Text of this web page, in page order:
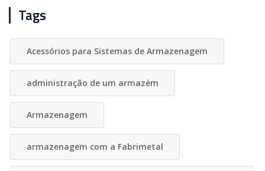
Tags
Acessórios para Sistemas de Armazenagem
administração de um armazém
Armazenagem
armazenagem com a Fabrimetal